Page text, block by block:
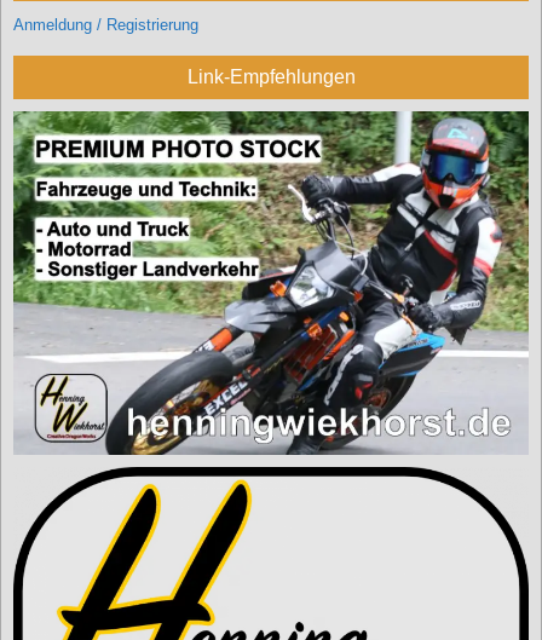
Anmeldung / Registrierung
Link-Empfehlungen